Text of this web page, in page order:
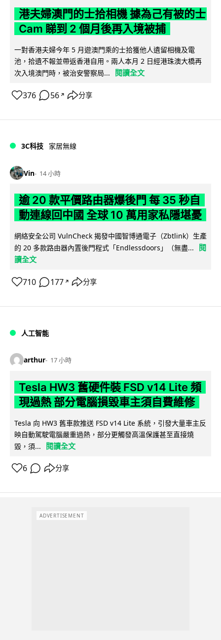
港夫婦澳門的士拾相機 據為己有被的士
Cam 睇到 2 個月後再入境被捕
一對香港夫婦今年 5 月遊澳門乘的士拾獲他人遺留相機及電
池，拾遺不報並帶返香港自用。兩人本月 2 日經港珠澳大橋再
次入境澳門時，被治安警察局...
閱讀全文
376 56 ↗ 分享
3C科技 家居無線
Vin 14 小時
逾 20 款平價路由器爆後門 每 35 秒自
動連線回中國 全球 10 萬用家私隱堪憂
網絡安全公司 VulnCheck 揭發中國智博通電子（Zbtlink）生產
的 20 多款路由器內置後門程式「Endlessdoors」（無盡...
閱
讀全文
710 177 ↗ 分享
人工智能
arthur 17 小時
Tesla HW3 舊硬件裝 FSD v14 Lite 頻
現過熱 部分電腦損毀車主須自費維修
Tesla 向 HW3 舊車款推送 FSD v14 Lite 系統，引發大量車主反
映自動駕駛電腦嚴重過熱，部分更觸發高溫保護甚至直接燒
毀，須...
閱讀全文
6 分享
ADVERTISEMENT